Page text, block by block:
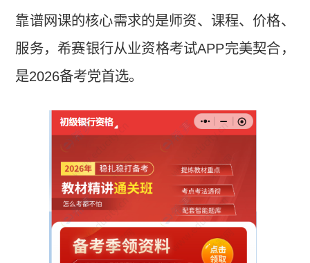
靠谱网课的核心需求的是师资、课程、价格、
服务，希赛银行从业资格考试APP完美契合，
是2026备考党首选。